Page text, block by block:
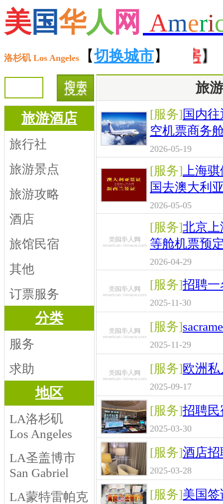
美国华人 网 Ameri
洛杉矶 Los Angeles 【切换城市】
招聘】 【租房】 【售房 】 【
旅游酒店
旅行社
旅游景点
旅游攻略
酒店
旅馆民宿
其他
订票服务
分类
服务
求助
地区
LA洛杉矶
Los Angeles
LA圣盖博市
San Gabriel
LA蒙特雷帕克
旅
[服务] 国内
空机票商务
2026-05-19
[服务] 上海
国去澳大利
2026-05-05
[服务]北京
等舱机票预
2026-04-29
[服务]招聘
2025-11-30
[服务]
2025-11-29
[服务]欧洲
2025-09-17
[服务]招聘
2025-03-30
[服务]酒店
2025-03-28
[服务]美国签